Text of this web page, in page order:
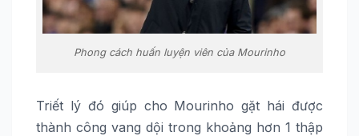
Phong cách huấn luyện viên của Mourinho
Triết lý đó giúp cho Mourinho gặt hái được
thành công vang dội trong khoảng hơn 1 thập